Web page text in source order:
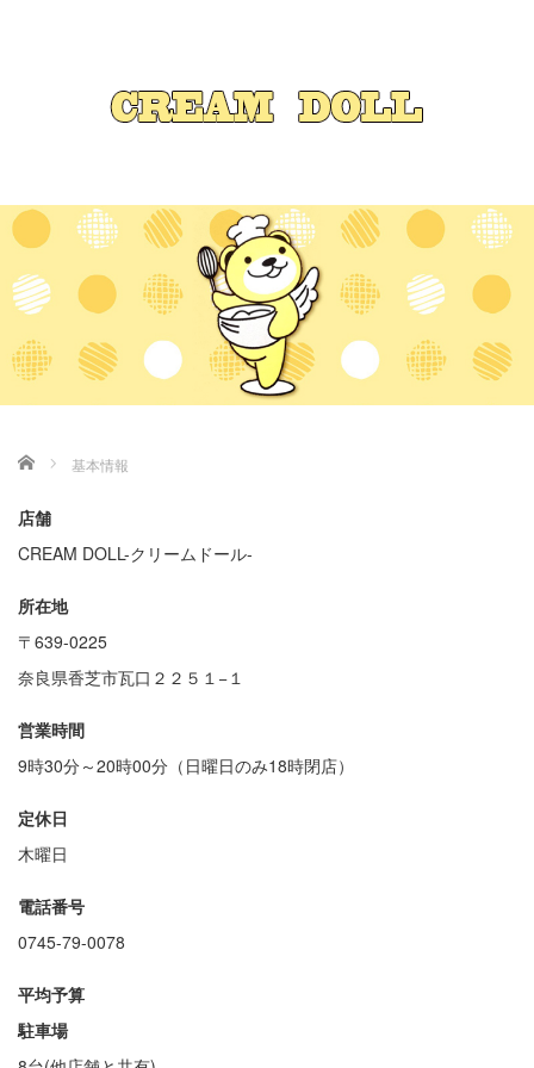
Home 基本情報
店舗
CREAM DOLL-クリームドール-
所在地
〒639-0225
奈良県香芝市瓦口２２５１−１
営業時間
9時30分～20時00分（日曜日のみ18時閉店）
定休日
木曜日
電話番号
0745-79-0078
平均予算
駐車場